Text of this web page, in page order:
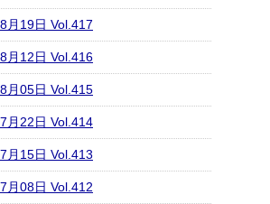
月19日 Vol.417
月12日 Vol.416
月05日 Vol.415
月22日 Vol.414
月15日 Vol.413
月08日 Vol.412